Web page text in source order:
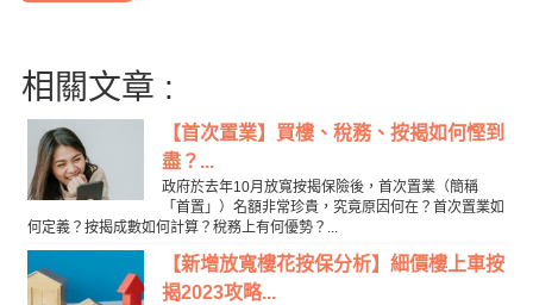
相關文章 :
【首次置業】買樓、稅務、按揭如何慳到
盡？...
政府於去年10月放寬按揭保險後，首次置業（簡稱
「首置」）名額非常珍貴，究竟原因何在？首次置業如
何定義？按揭成數如何計算？稅務上有何優勢？...
【新增放寬樓花按保分析】細價樓上車按
揭2023攻略...